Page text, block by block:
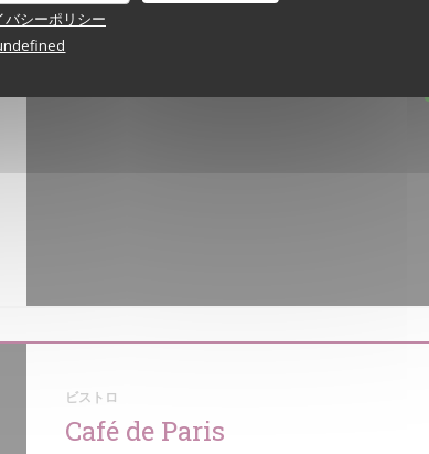
バシーポリシー
ビストロ
Café de Paris